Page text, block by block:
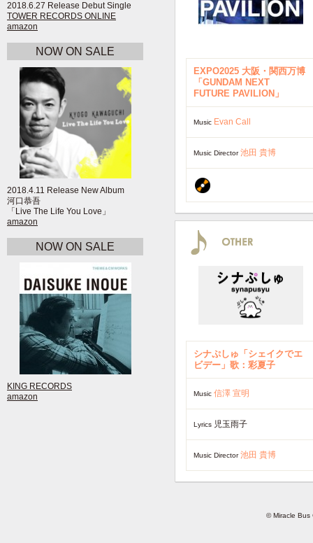
2018.6.27 Release Debut Single
TOWER RECORDS ONLINE
amazon
NOW ON SALE
2018.4.11 Release New Album
河口恭吾
「Live The Life You Love」
amazon
NOW ON SALE
KING RECORDS
amazon
EXPO2025 大阪・関西万博
「GUNDAM NEXT
FUTURE PAVILION」
Music Evan Call
Music Director池田 貴博
シナぷしゅ「シェイクでエ
ビデー」歌：彩夏子
Music 信澤 宣明
Lyrics 児玉雨子
Music Director池田 貴博
© Miracle Bus